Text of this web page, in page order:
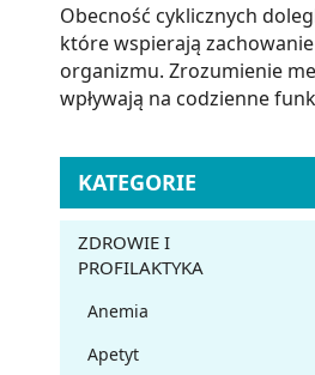
Obecność cyklicznych
które wspierają
organizmu. Zrozumienie
wpływają na codzienne
KATEGORIE
ZDROWIE I
PROFILAKTYKA
Anemia
Apetyt